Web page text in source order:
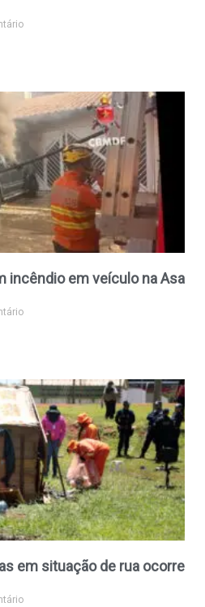
incêndio em veículo na Asa
em situação de rua ocorre